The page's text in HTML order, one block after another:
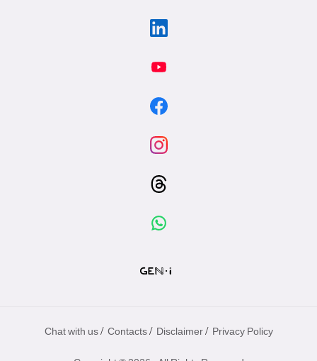
Chat with us / Contacts / Disclaimer / Privacy Policy